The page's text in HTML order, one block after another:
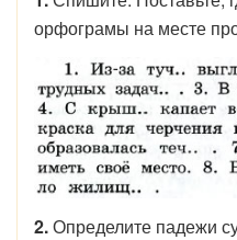
орфограмы на месте
2.Определите падежи